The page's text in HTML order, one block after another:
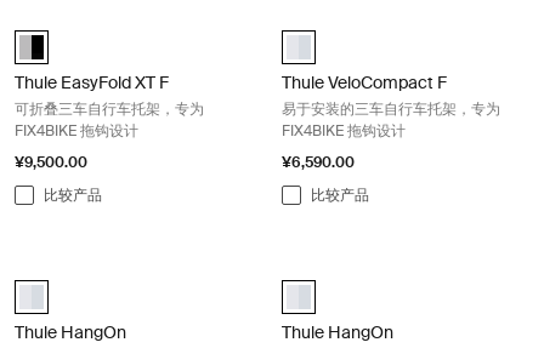
Alu-Black (selected)
Thule EasyFold XT F
可折叠三车自行车托架，专为
FIX4BIKE 拖钩设计
¥9,500.00
比较产品
Thule VeloCompact F 3 13-pin 铝
Thule VeloCompact F
易于安装的三车自行车托架，专为
FIX4BIKE 拖钩设计
¥6,590.00
比较产品
aluminium (selected)
Thule HangOn
aluminium (selected)
Thule HangOn